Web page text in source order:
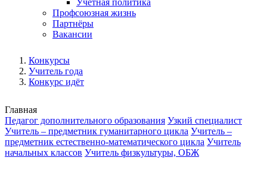
Профсоюзная жизнь
Партнёры
Вакансии
Конкурсы
Учитель года
Конкурс идёт
Главная
Педагог дополнительного образования Узкий специалист
Учитель – предметник гуманитарного цикла Учитель –
предметник естественно-математического цикла Учитель
начальных классов Учитель физкультуры, ОБЖ